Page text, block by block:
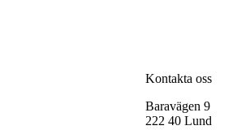
Kontakta oss
Baravägen 9
222 40 Lund